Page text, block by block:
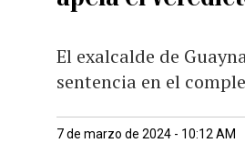
El exalcalde de
sentencia en el
7 de marzo de 2024 - 10:12 AM